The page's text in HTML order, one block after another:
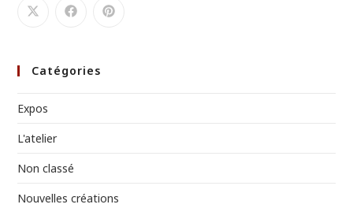
Catégories
Expos
L'atelier
Non classé
Nouvelles créations